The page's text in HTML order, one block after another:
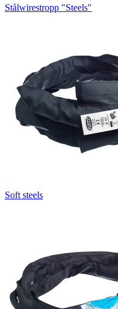
Stålwirestropp "Steels"
Soft steels